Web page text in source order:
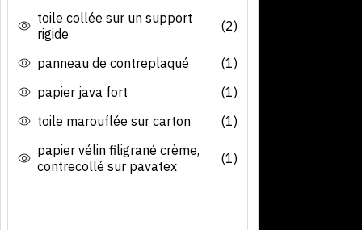
toile collée sur un support
rigide
(2)
panneau de contreplaqué
(1)
papier java fort
(1)
toile marouflée sur carton
(1)
papier vélin filigrané crème,
contrecollé sur pavatex
(1)